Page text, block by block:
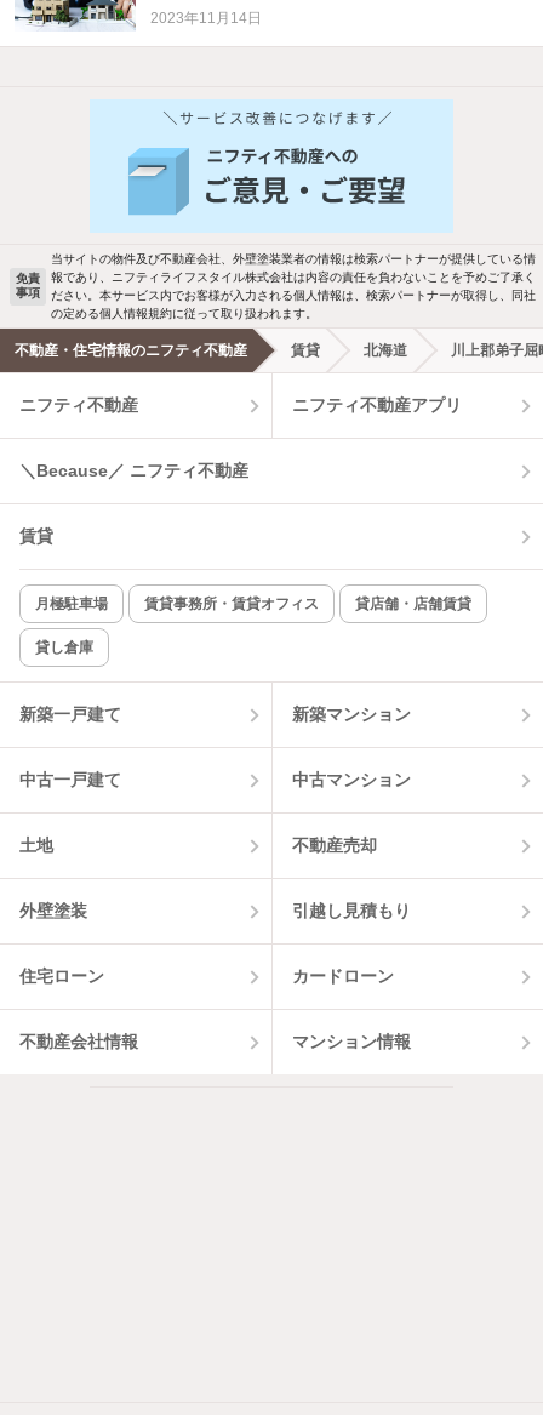
2023年11月14日
バス・トイレ別 2階以上
洗濯機置場あり 独立洗面台
エアコンあり 都市ガス
温水洗浄便座 オートロック
コンロ2口以上
新着のみ インターネット無料
該当件数:
0件
免責
事項
当サイトの物件及び不動産会社、外壁塗装業者の情報は検索パートナーが提供している情
報であり、ニフティライフスタイル株式会社は内容の責任を負わないことを予めご了承く
ださい。本サービス内でお客様が入力される個人情報は、検索パートナーが取得し、同社
の定める個人情報規約に従って取り扱われます。
不動産・住宅情報のニフティ不動産 賃貸 北海道 川上郡弟子屈
ニフティ不動産 ニフティ不動産アプリ
＼Because／ ニフティ不動産
賃貸
月極駐車場 賃貸事務所・賃貸オフィス 貸店舗・店舗賃貸
貸し倉庫
新築一戸建て 新築マンション
中古一戸建て 中古マンション
土地 不動産売却
外壁塗装 引越し見積もり
住宅ローン カードローン
不動産会社情報 マンション情報